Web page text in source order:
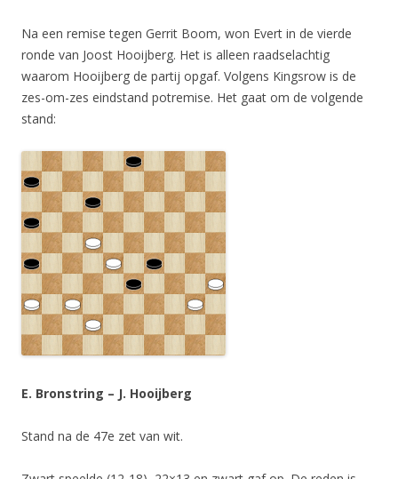
Na een remise tegen Gerrit Boom, won Evert in de vierde
ronde van Joost Hooijberg. Het is alleen raadselachtig
waarom Hooijberg de partij opgaf. Volgens Kingsrow is de
zes-om-zes eindstand potremise. Het gaat om de volgende
stand:
E. Bronstring – J. Hooijberg
Stand na de 47e zet van wit.